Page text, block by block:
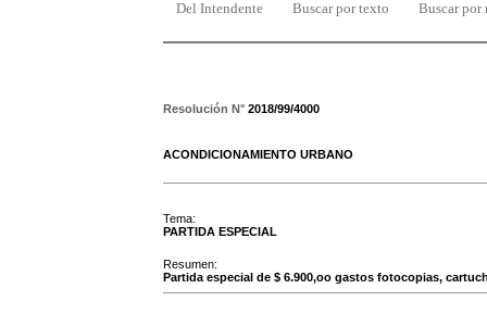
Del Intendente Buscar por texto Buscar por
Resolución N° 2018/99/4000
ACONDICIONAMIENTO URBANO
Tema:
PARTIDA ESPECIAL
Resumen:
Partida especial de $ 6.900,oo gastos fotocopias,